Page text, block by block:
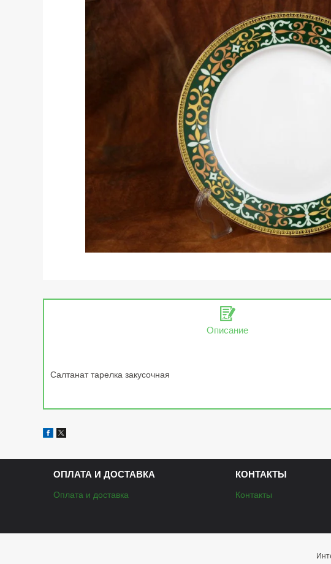
Описание
Салтанат тарелка закусочная
ОПЛАТА И ДОСТАВКА
Оплата и доставка
КОНТАКТЫ
Контакты